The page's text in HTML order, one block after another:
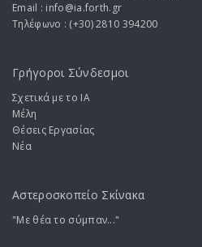
Email : info@ia.forth.gr
Τηλέφωνο : (+30) 2810 394200
Γρήγοροι Σύνδεσμοι
Σχετικά με το ΙA
Μέλη
Θέσεις Εργασίας
Νέα
Αστεροσκοπείο Σκίνακα
"Με θέα το σύμπαν..."